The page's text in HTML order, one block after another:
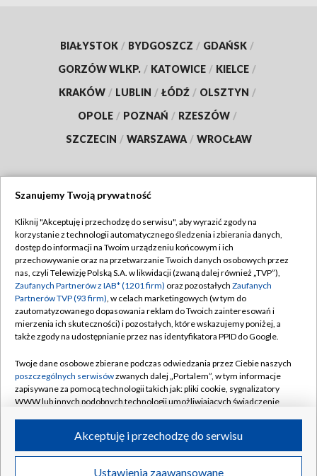
BIAŁYSTOK / BYDGOSZCZ / GDAŃSK /
GORZÓW WLKP. / KATOWICE / KIELCE /
KRAKÓW / LUBLIN / ŁÓDŹ / OLSZTYN /
OPOLE / POZNAŃ / RZESZÓW /
SZCZECIN / WARSZAWA / WROCŁAW
TVP
Abonament TVP
Emisja w TVP
Centrum informacji TVP
Naziemna Telewizja Cyfrowa
Rada Programowa
System NOS
Informacje o nadawcy
Program dla prasy
Regulamin TVP
Polityka prywatności
Moje zgody
Pomoc
Kontakt
Kanały
©2026 Telewizja Polska S.A. w likwidacji
Szanujemy Twoją prywatność
Kliknij "Akceptuję i przechodzę do serwisu", aby wyrazić zgody na
korzystanie z technologii automatycznego śledzenia i zbierania danych,
dostęp do informacji na Twoim urządzeniu końcowym i ich
przechowywanie oraz na przetwarzanie Twoich danych osobowych przez
nas, czyli Telewizję Polską S.A. w likwidacji (zwaną dalej również „TVP”),
Zaufanych Partnerów z IAB* (1201 firm) oraz pozostałych Zaufanych
Partnerów TVP (93 firm), w celach marketingowych (w tym do
zautomatyzowanego dopasowania reklam do Twoich zainteresowań i
mierzenia ich skuteczności) i pozostałych, które wskazujemy poniżej, a
także zgody na udostępnianie przez nas identyfikatora PPID do Google.
Twoje dane osobowe zbierane podczas odwiedzania przez Ciebie naszych
poszczególnych serwisówzwanych dalej „Portalem”, w tym informacje
zapisywane za pomocą technologii takich jak: pliki cookie, sygnalizatory
WWW lub innych podobnych technologii umożliwiających świadczenie
ruchu w Internecie.
Twoje dane osobowe zbierane podczas odwiedzania przez Ciebie
Ustawienia zaawansowane
Akceptuję i przechodzę do serwisu